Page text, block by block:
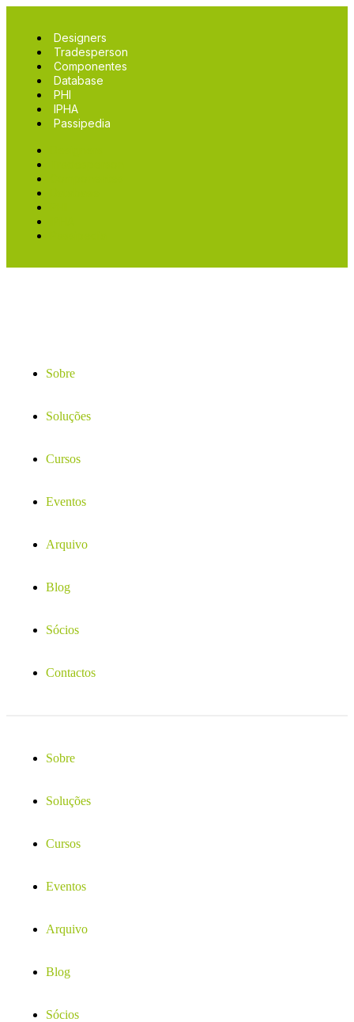
Designers
Tradesperson
Componentes
Database
PHI
IPHA
Passipedia
Sobre
Soluções
Cursos
Eventos
Arquivo
Blog
Sócios
Contactos
Sobre
Soluções
Cursos
Eventos
Arquivo
Blog
Sócios